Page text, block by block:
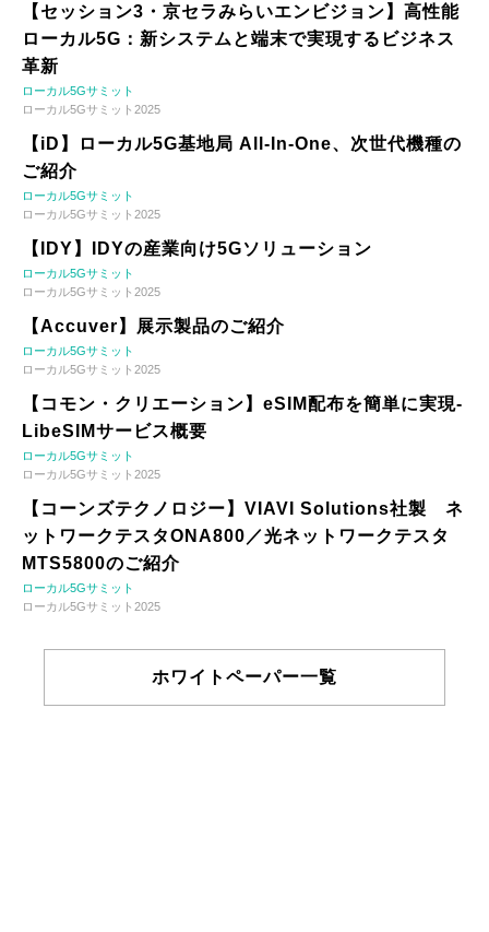
【セッション3・京セラみらいエンビジョン】高性能
ローカル5G：新システムと端末で実現するビジネス
革新
ローカル5Gサミット
ローカル5Gサミット2025
【iD】ローカル5G基地局 All-In-One、次世代機種の
ご紹介
ローカル5Gサミット
ローカル5Gサミット2025
【IDY】IDYの産業向け5Gソリューション
ローカル5Gサミット
ローカル5Gサミット2025
【Accuver】展示製品のご紹介
ローカル5Gサミット
ローカル5Gサミット2025
【コモン・クリエーション】eSIM配布を簡単に実現-
LibeSIMサービス概要
ローカル5Gサミット
ローカル5Gサミット2025
【コーンズテクノロジー】VIAVI Solutions社製 ネ
ットワークテスタONA800／光ネットワークテスタ
MTS5800のご紹介
ローカル5Gサミット
ローカル5Gサミット2025
ホワイトペーパー一覧